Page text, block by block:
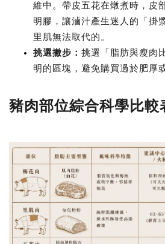
維中。帶皮五花在燉煮時，皮
明膠，讓滷汁產生迷人的「掛
里肌無法取代的。
挑選撇步 ： 挑選「脂肪與瘦肉
明的區塊，避免購買過於肥厚
豬肉部位綜合科學比較